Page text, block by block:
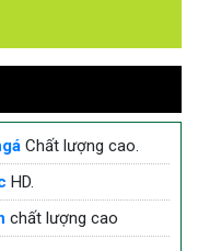
Chất lượng cao.
HD.
chất lượng cao